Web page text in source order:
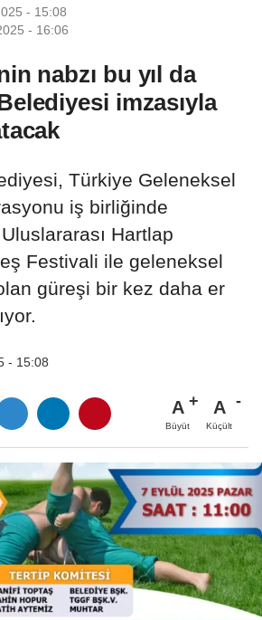
- 15:08
- 16:06
nabzı bu yıl da
imzasıyla
Türkiye Geleneksel
iş birliğinde
Hartlap
Festivali ile geleneksel
güreşi bir kez daha er
- 15:08
A
Büyüt
A
Küçült